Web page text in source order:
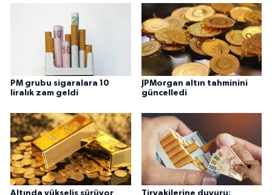
PM grubu sigaralara 10
liralık zam geldi
JPMorgan altın tahminini
güncelledi
Altında yükseliş sürüyor
Tiryakilerine duyuru: